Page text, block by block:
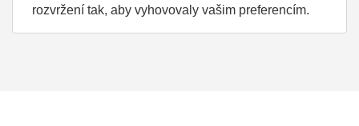
rozvržení tak, aby vyhovovaly vašim preferencím.